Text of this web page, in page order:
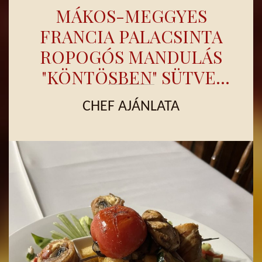
MÁKOS-MEGGYES
FRANCIA PALACSINTA
ROPOGÓS MANDULÁS
"KÖNTÖSBEN" SÜTVE,
MARCIPÁNOS
MADÁRTEJBEN
"FÜRÖSZTVE"
CHEF AJÁNLATA